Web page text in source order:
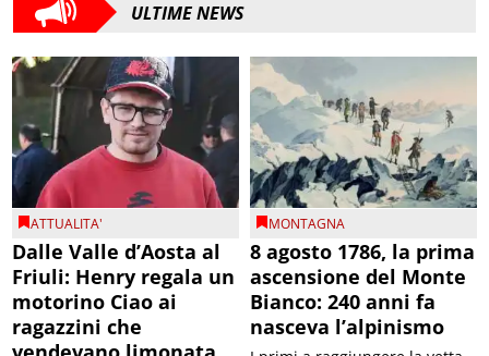
ULTIME NEWS
ATTUALITA'
Dalle Valle d’Aosta al
Friuli: Henry regala un
motorino Ciao ai
ragazzini che
MONTAGNA
8 agosto 1786, la prima
ascensione del Monte
Bianco: 240 anni fa
nasceva l’alpinismo